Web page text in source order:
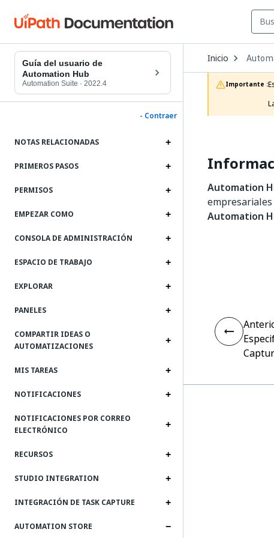
Guía del usuario de
Automation Hub
Automation Suite · 2022.4
- Contraer
NOTAS RELACIONADAS
PRIMEROS PASOS
PERMISOS
EMPEZAR COMO
CONSOLA DE ADMINISTRACIÓN
ESPACIO DE TRABAJO
EXPLORAR
PANELES
COMPARTIR IDEAS O
AUTOMATIZACIONES
MIS TAREAS
NOTIFICACIONES
NOTIFICACIONES POR CORREO
ELECTRÓNICO
RECURSOS
STUDIO INTEGRATION
INTEGRACIÓN DE TASK CAPTURE
AUTOMATION STORE
Inicio Open
to
choose
product
Importante :
Automation
Automation